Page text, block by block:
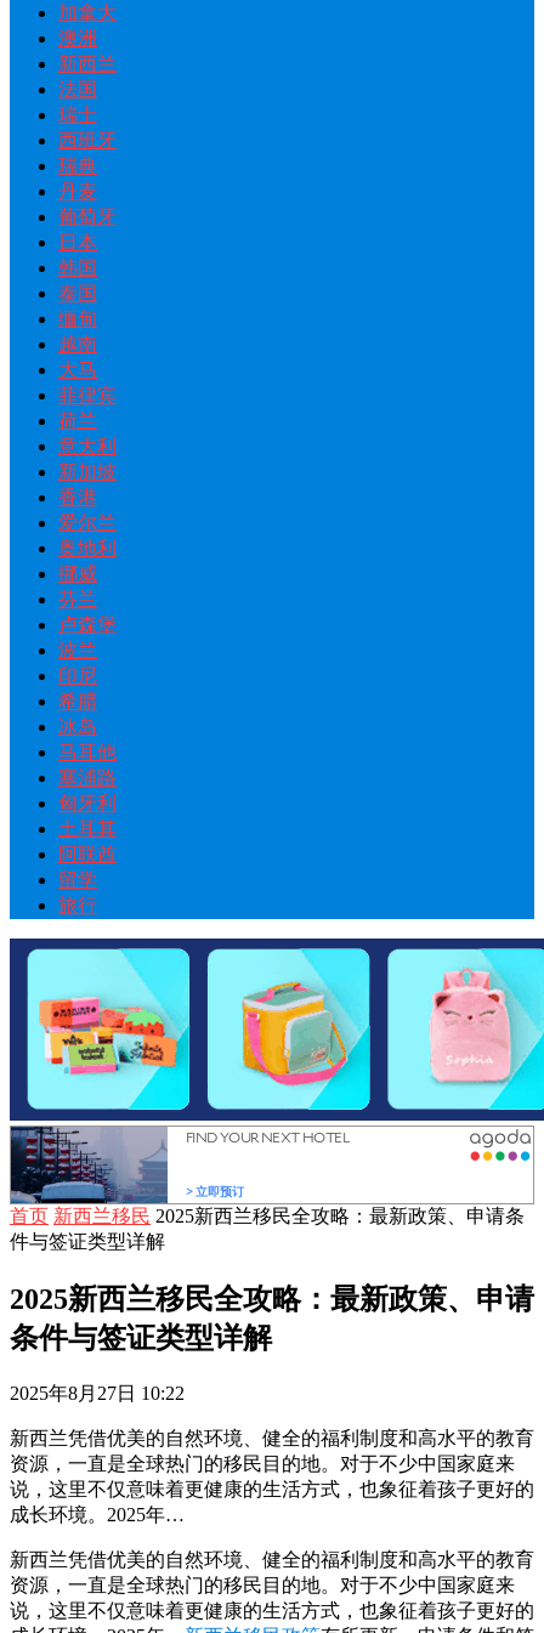
加拿大
澳洲
新西兰
法国
瑞士
西班牙
瑞典
丹麦
葡萄牙
日本
韩国
泰国
缅甸
越南
大马
菲律宾
荷兰
意大利
新加坡
香港
爱尔兰
奥地利
挪威
芬兰
卢森堡
波兰
印尼
希腊
冰岛
马耳他
塞浦路
匈牙利
土耳其
阿联酋
留学
旅行
首页 新西兰移民 2025新西兰移民全攻略：最新政策、申请条
件与签证类型详解
2025新西兰移民全攻略：最新政策、申请
条件与签证类型详解
2025年8月27日 10:22
新西兰凭借优美的自然环境、健全的福利制度和高水平的教育
资源，一直是全球热门的移民目的地。对于不少中国家庭来
说，这里不仅意味着更健康的生活方式，也象征着孩子更好的
成长环境。2025年…
新西兰凭借优美的自然环境、健全的福利制度和高水平的教育
资源，一直是全球热门的移民目的地。对于不少中国家庭来
说，这里不仅意味着更健康的生活方式，也象征着孩子更好的